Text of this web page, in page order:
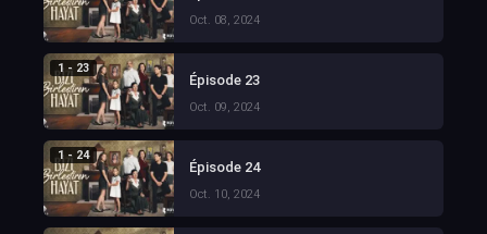
Oct. 08, 2024
1 - 23
Épisode 23
Oct. 09, 2024
1 - 24
Épisode 24
Oct. 10, 2024